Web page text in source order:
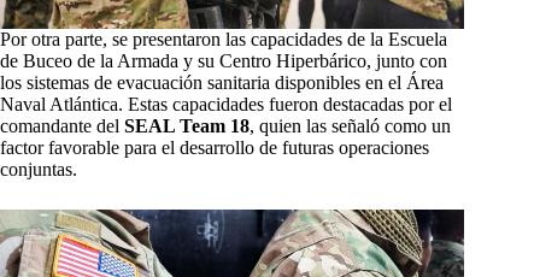
Por otra parte, se presentaron las capacidades de la Escuela
de Buceo de la Armada y su Centro Hiperbárico, junto con
los sistemas de evacuación sanitaria disponibles en el Área
Naval Atlántica. Estas capacidades fueron destacadas por el
comandante del SEAL Team 18, quien las señaló como un
factor favorable para el desarrollo de futuras operaciones
conjuntas.